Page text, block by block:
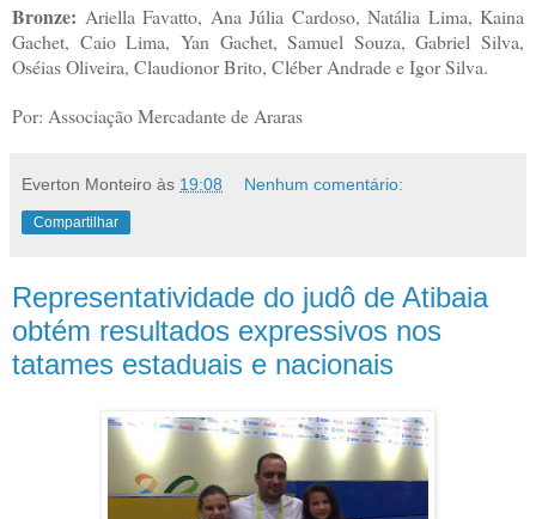
Bronze: Ariella Favatto, Ana Júlia Cardoso, Natália Lima, Kaina
Gachet, Caio Lima, Yan Gachet, Samuel Souza, Gabriel Silva,
Oséias Oliveira, Claudionor Brito, Cléber Andrade e Igor Silva.
Por: Associação Mercadante de Araras
Everton Monteiro às 19:08 Nenhum comentário:
Compartilhar
Representatividade do judô de Atibaia
obtém resultados expressivos nos
tatames estaduais e nacionais